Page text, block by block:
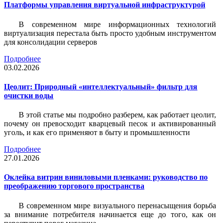
Платформы управления виртуальной инфраструктурой
В современном мире информационных технологий
виртуализация перестала быть просто удобным инструментом
для консолидации серверов
Подробнее
03.02.2026
Цеолит: Природный «интеллектуальный» фильтр для
очистки воды
В этой статье мы подробно разберем, как работает цеолит,
почему он превосходит кварцевый песок и активированный
уголь, и как его применяют в быту и промышленности
Подробнее
27.01.2026
Оклейка витрин виниловыми пленками: руководство по
преображению торгового пространства
В современном мире визуального перенасыщения борьба
за внимание потребителя начинается еще до того, как он